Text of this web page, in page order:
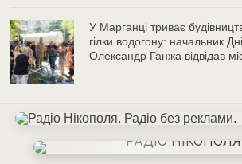
У Марганці триває
гілки водогону: начальник
Олександр Ганжа відвідав